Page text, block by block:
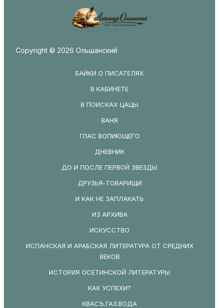
Copyright © 2026 Ольшанский
БАЙКИ О ПИСАТЕЛЯХ
В КАБИНЕТЕ
В ПОИСКАХ ЦАЦЫ
ВАНЯ
ГЛАС ВОПИЮЩЕГО
ДНЕВНИК
ДО И ПОСЛЕ ПЕРВОЙ ЗВЕЗДЫ
ДРУЗЬЯ-ТОВАРИЩИ
И КАК НЕ ЗАПЛАКАТЬ
ИЗ АРХИВА
ИСКУССТВО
ИСПАНСКАЯ И АРАБСКАЯ ЛИТЕРАТУРА ОТ СРЕДНИХ
ВЕКОВ
ИСТОРИЯ ОСЕТИНСКОЙ ЛИТЕРАТУРЫ
КАК УСПЕХИ?
КВАСЪ.ГАЗ.ВОДА